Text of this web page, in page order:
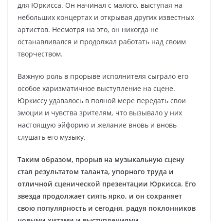
для Юркисса. Он начинал с малого, выступая на
небольших концертах и открывая других известных
артистов. Несмотря на это, он никогда не
останавливался и продолжал работать над своим
творчеством.
Важную роль в прорыве исполнителя сыграло его
особое харизматичное выступление на сцене.
Юркиссу удавалось в полной мере передать свои
эмоции и чувства зрителям, что вызывало у них
настоящую эйфорию и желание вновь и вновь
слушать его музыку.
Таким образом, прорыв на музыкальную сцену
стал результатом таланта, упорного труда и
отличной сценической презентации Юркисса. Его
звезда продолжает сиять ярко, и он сохраняет
свою популярность и сегодня, радуя поклонников